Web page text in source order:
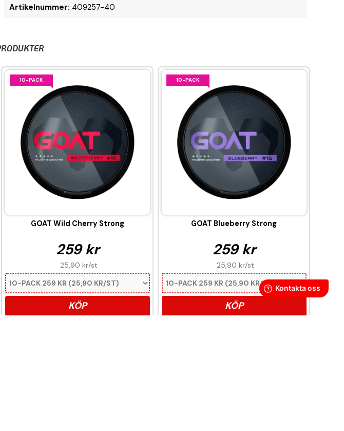
Artikelnummer: 409257-40
10-PACK
GOAT Wild Cherry Strong
259 kr
25,90 kr/st
KÖP
10-PACK
GOAT Blueberry Strong
259 kr
25,90 kr/st
KÖP